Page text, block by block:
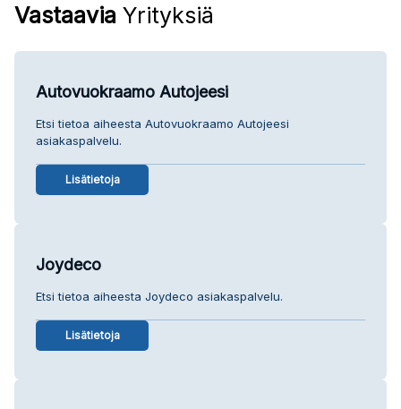
Vastaavia Yrityksiä
Autovuokraamo Autojeesi
Etsi tietoa aiheesta Autovuokraamo Autojeesi
asiakaspalvelu.
Lisätietoja
Joydeco
Etsi tietoa aiheesta Joydeco asiakaspalvelu.
Lisätietoja